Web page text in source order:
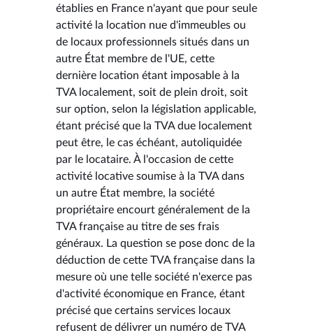
établies en France n'ayant que pour seule
activité la location nue d'immeubles ou
de locaux professionnels situés dans un
autre État membre de l'UE, cette
dernière location étant imposable à la
TVA localement, soit de plein droit, soit
sur option, selon la législation applicable,
étant précisé que la TVA due localement
peut être, le cas échéant, autoliquidée
par le locataire. À l'occasion de cette
activité locative soumise à la TVA dans
un autre État membre, la société
propriétaire encourt généralement de la
TVA française au titre de ses frais
généraux. La question se pose donc de la
déduction de cette TVA française dans la
mesure où une telle société n'exerce pas
d'activité économique en France, étant
précisé que certains services locaux
refusent de délivrer un numéro de TVA